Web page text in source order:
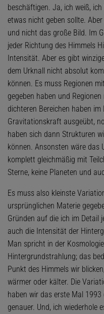
beschäftigen. Ja, ich weiß,
etwas nicht geben sollte.
und nicht das große Bild. Im
jeder Richtung des Himmels
Intensität. Aber es gibt
dem Urknall nicht absolut
können. Es muss Regionen
gegeben haben und
dichteren Bereichen haben
Gravitationskraft ausgeübt,
haben sich dann Strukturen
können. Ansonsten wäre das
komplett gleichmäßig mit
Sterne, keine Planeten und
Es muss also kleinste
ursprünglichen Materie
Gründen auf die ich im Detail
auch die Intensität der
Man spricht in der
Hintergrundstrahlung; das
Punkt des Himmels wir
wärmer oder kälter. Die
haben wir das erste Mal
genauer. Und, ich wiederhole